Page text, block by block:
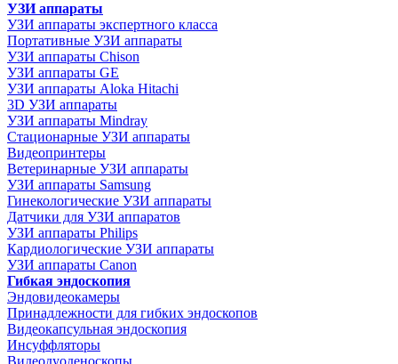
УЗИ аппараты
УЗИ аппараты экспертного класса
Портативные УЗИ аппараты
УЗИ аппараты Chison
УЗИ аппараты GE
УЗИ аппараты Aloka Hitachi
3D УЗИ аппараты
УЗИ аппараты Mindray
Стационарные УЗИ аппараты
Видеопринтеры
Ветеринарные УЗИ аппараты
УЗИ аппараты Samsung
Гинекологические УЗИ аппараты
Датчики для УЗИ аппаратов
УЗИ аппараты Philips
Кардиологические УЗИ аппараты
УЗИ аппараты Canon
Гибкая эндоскопия
Эндовидеокамеры
Принадлежности для гибких эндоскопов
Видеокапсульная эндоскопия
Инсуффляторы
Видеодуоденоскопы